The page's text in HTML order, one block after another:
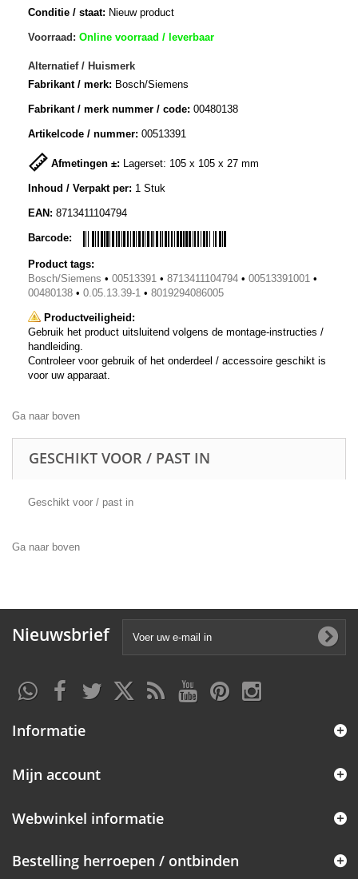
Conditie / staat: Nieuw product
Voorraad: Online voorraad / leverbaar
Alternatief / Huismerk
Fabrikant / merk: Bosch/Siemens
Fabrikant / merk nummer / code: 00480138
Artikelcode / nummer: 00513391
Afmetingen ±: Lagerset: 105 x 105 x 27 mm
Inhoud / Verpakt per: 1 Stuk
EAN: 8713411104794
Barcode:
Product tags:
Bosch/Siemens • 00513391 • 8713411104794 • 00513391001 •
00480138 • 0.05.13.39-1 • 8019294086005
Productveiligheid:
Gebruik het product uitsluitend volgens de montage-instructies /
handleiding.
Controleer voor gebruik of het onderdeel / accessoire geschikt is
voor uw apparaat.
Ga naar boven
GESCHIKT VOOR / PAST IN
Geschikt voor / past in
Ga naar boven
Nieuwsbrief
Informatie
Mijn account
Webwinkel informatie
Bestelling herroepen / ontbinden